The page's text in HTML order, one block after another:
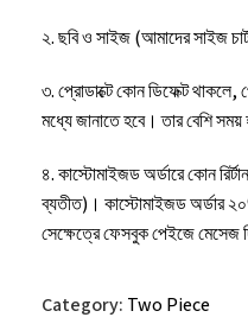
২. ছবি ও সাইজ (আমাদের সাইজ
৩. প্রোডাক্টে কোন ডিফেক্ট থাকলে,
মধ্যে জানাতে হবে। তার বেশি
৪. কাস্টোমাইজড অর্ডারে কোন
ব্যতীত)। কাস্টোমাইজড অর্ডার
সেক্ষেত্রে ফেসবুক পেইজে মেসেজ
হবে।
Category: Two Piece